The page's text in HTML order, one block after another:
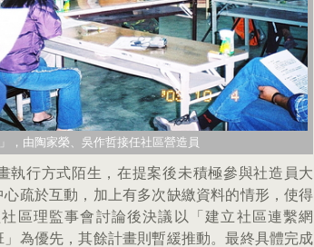
，由陶家榮、吳作哲接任社區營造員
執行方式陌生，在提案後未積極參與社造員大
疏於互動，加上有多次缺繳資料的情形，使得
區理監事會討論後決議以「建立社區連繫網
為優先，其餘計畫則暫緩推動。最終具體完成